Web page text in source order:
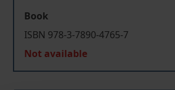
Book
ISBN 978-3-7890-4765-7
Not available